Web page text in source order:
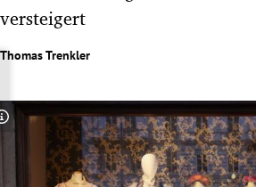
Untermenü
Untermenü
versteigert
Thomas Trenkler
Copyright-Hinweis öffnen/schließen